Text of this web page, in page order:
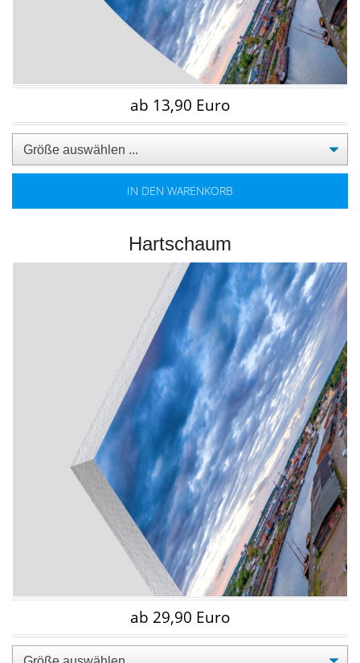
ab 13,90 Euro
IN DEN WARENKORB
Hartschaum
ab 29,90 Euro